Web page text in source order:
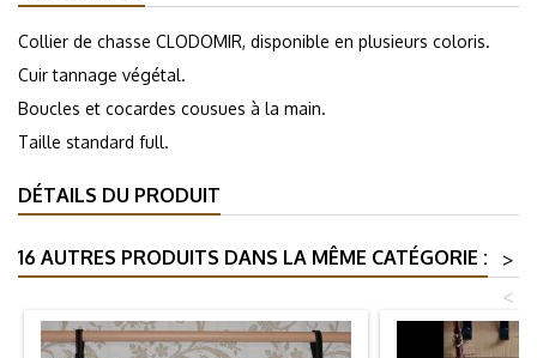
Collier de chasse CLODOMIR, disponible en plusieurs coloris.
Cuir tannage végétal.
Boucles et cocardes cousues à la main.
Taille standard full.
DÉTAILS DU PRODUIT
16 AUTRES PRODUITS DANS LA MÊME CATÉGORIE :
>
<